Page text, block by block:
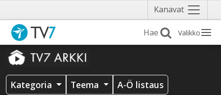
Kanavat Näytä
valikko
Valikko
Kategoria Teema A-Ö listaus